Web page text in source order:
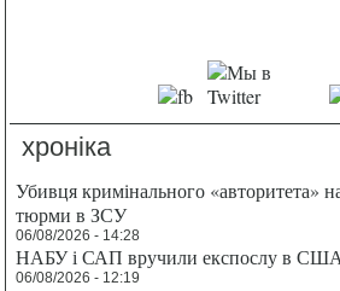
хроніка
Убивця кримінального «авторитета»
тюрми в ЗСУ
06/08/2026 - 14:28
НАБУ і САП вручили експослу в США
06/08/2026 - 12:19